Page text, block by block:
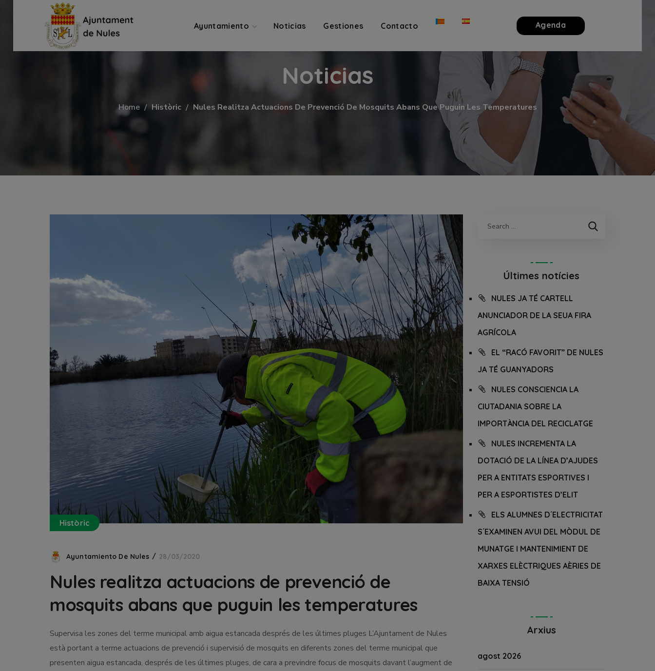
Ayuntamiento Noticias Gestiones Contacto Agenda
Noticias
Home Històric Nules Realitza Actuacions De Prevenció De Mosquits Abans Que Puguin Les Temperatures
Històric
Ayuntamiento De Nules 28/03/2020
Nules realitza actuacions de prevenció de
mosquits abans que puguin les temperatures
Supervisa les zones del terme municipal amb aigua estancada després de les últimes pluges L’Ajuntament de Nules
està portant a terme actuacions de prevenció i supervisió de mosquits en diferents zones del terme municipal que
presenten aigua estancada, després de les últimes pluges, de cara a previndre focus de mosquits davant l’augment de
Últimes notícies
NULES JA TÉ CARTELL
ANUNCIADOR DE LA SEUA FIRA
AGRÍCOLA
EL “RACÓ FAVORIT” DE NULES
JA TÉ GUANYADORS
NULES CONSCIENCIA LA
CIUTADANIA SOBRE LA
IMPORTÀNCIA DEL RECICLATGE
NULES INCREMENTA LA
DOTACIÓ DE LA LÍNEA D’AJUDES
PER A ENTITATS ESPORTIVES I
PER A ESPORTISTES D’ELIT
ELS ALUMNES D´ELECTRICITAT
S´EXAMINEN AVUI DEL MÒDUL DE
MUNATGE I MANTENIMIENT DE
XARXES ELÈCTRIQUES AÈRIES DE
BAIXA TENSIÓ
Arxius
agost 2026